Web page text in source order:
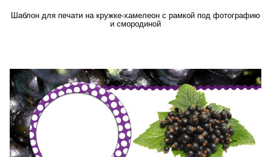
Шаблон для печати на кружке-хамелеон с рамкой под фотографию
и смородиной